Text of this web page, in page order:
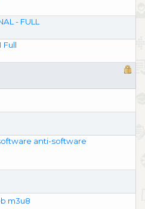
- FULL
Full
anti-software
m3u8